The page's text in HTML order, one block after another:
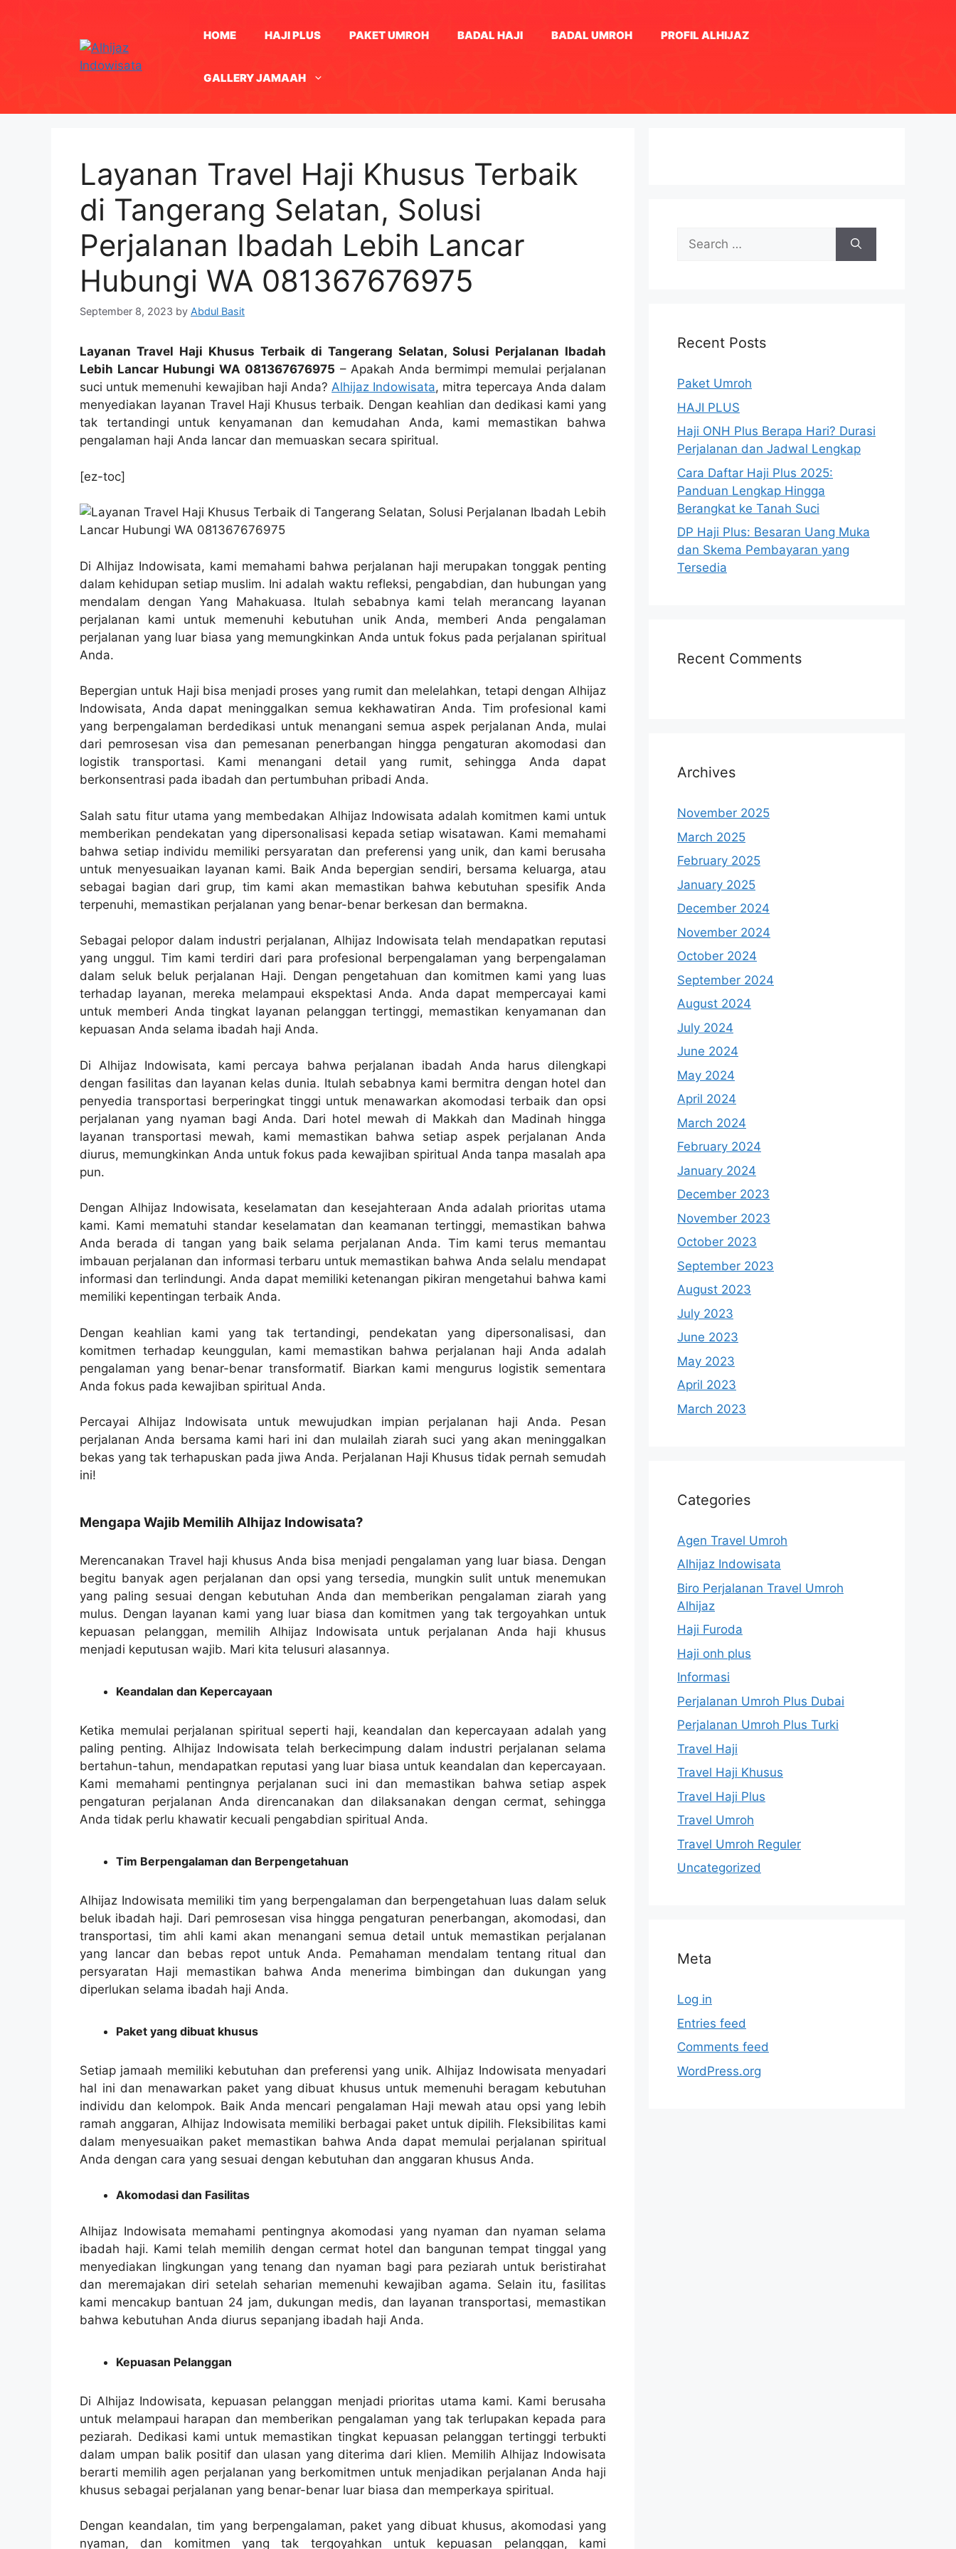
HOME HAJI PLUS PAKET UMROH BADAL HAJI BADAL UMROH PROFIL ALHIJAZ
GALLERY JAMAAH
Layanan Travel Haji Khusus Terbaik
di Tangerang Selatan, Solusi
Perjalanan Ibadah Lebih Lancar
Hubungi WA 081367676975
September 8, 2023 by Abdul Basit
Layanan Travel Haji Khusus Terbaik di Tangerang Selatan, Solusi Perjalanan Ibadah
Lebih Lancar Hubungi WA 081367676975 – Apakah Anda bermimpi memulai perjalanan
suci untuk memenuhi kewajiban haji Anda?Alhijaz Indowisata, mitra tepercaya Anda dalam
menyediakan layanan Travel Haji Khusus terbaik. Dengan keahlian dan dedikasi kami yang
tak tertandingi untuk kenyamanan dan kemudahan Anda, kami memastikan bahwa
pengalaman haji Anda lancar dan memuaskan secara spiritual.
[ez-toc]
Di Alhijaz Indowisata, kami memahami bahwa perjalanan haji merupakan tonggak penting
dalam kehidupan setiap muslim. Ini adalah waktu refleksi, pengabdian, dan hubungan yang
mendalam dengan Yang Mahakuasa. Itulah sebabnya kami telah merancang layanan
perjalanan kami untuk memenuhi kebutuhan unik Anda, memberi Anda pengalaman
perjalanan yang luar biasa yang memungkinkan Anda untuk fokus pada perjalanan spiritual
Anda.
Bepergian untuk Haji bisa menjadi proses yang rumit dan melelahkan, tetapi dengan Alhijaz
Indowisata, Anda dapat meninggalkan semua kekhawatiran Anda. Tim profesional kami
yang berpengalaman berdedikasi untuk menangani semua aspek perjalanan Anda, mulai
dari pemrosesan visa dan pemesanan penerbangan hingga pengaturan akomodasi dan
logistik transportasi. Kami menangani detail yang rumit, sehingga Anda dapat
berkonsentrasi pada ibadah dan pertumbuhan pribadi Anda.
Salah satu fitur utama yang membedakan Alhijaz Indowisata adalah komitmen kami untuk
memberikan pendekatan yang dipersonalisasi kepada setiap wisatawan. Kami memahami
bahwa setiap individu memiliki persyaratan dan preferensi yang unik, dan kami berusaha
untuk menyesuaikan layanan kami. Baik Anda bepergian sendiri, bersama keluarga, atau
sebagai bagian dari grup, tim kami akan memastikan bahwa kebutuhan spesifik Anda
terpenuhi, memastikan perjalanan yang benar-benar berkesan dan bermakna.
Sebagai pelopor dalam industri perjalanan, Alhijaz Indowisata telah mendapatkan reputasi
yang unggul. Tim kami terdiri dari para profesional berpengalaman yang berpengalaman
dalam seluk beluk perjalanan Haji. Dengan pengetahuan dan komitmen kami yang luas
terhadap layanan, mereka melampaui ekspektasi Anda. Anda dapat mempercayai kami
untuk memberi Anda tingkat layanan pelanggan tertinggi, memastikan kenyamanan dan
kepuasan Anda selama ibadah haji Anda.
Di Alhijaz Indowisata, kami percaya bahwa perjalanan ibadah Anda harus dilengkapi
dengan fasilitas dan layanan kelas dunia. Itulah sebabnya kami bermitra dengan hotel dan
penyedia transportasi berperingkat tinggi untuk menawarkan akomodasi terbaik dan opsi
perjalanan yang nyaman bagi Anda. Dari hotel mewah di Makkah dan Madinah hingga
layanan transportasi mewah, kami memastikan bahwa setiap aspek perjalanan Anda
diurus, memungkinkan Anda untuk fokus pada kewajiban spiritual Anda tanpa masalah apa
pun.
Dengan Alhijaz Indowisata, keselamatan dan kesejahteraan Anda adalah prioritas utama
kami. Kami mematuhi standar keselamatan dan keamanan tertinggi, memastikan bahwa
Anda berada di tangan yang baik selama perjalanan Anda. Tim kami terus memantau
imbauan perjalanan dan informasi terbaru untuk memastikan bahwa Anda selalu mendapat
informasi dan terlindungi. Anda dapat memiliki ketenangan pikiran mengetahui bahwa kami
memiliki kepentingan terbaik Anda.
Dengan keahlian kami yang tak tertandingi, pendekatan yang dipersonalisasi, dan
komitmen terhadap keunggulan, kami memastikan bahwa perjalanan haji Anda adalah
pengalaman yang benar-benar transformatif. Biarkan kami mengurus logistik sementara
Anda fokus pada kewajiban spiritual Anda.
Percayai Alhijaz Indowisata untuk mewujudkan impian perjalanan haji Anda. Pesan
perjalanan Anda bersama kami hari ini dan mulailah ziarah suci yang akan meninggalkan
bekas yang tak terhapuskan pada jiwa Anda. Perjalanan Haji Khusus tidak pernah semudah
ini!
Mengapa Wajib Memilih Alhijaz Indowisata?
Merencanakan Travel haji khusus Anda bisa menjadi pengalaman yang luar biasa. Dengan
begitu banyak agen perjalanan dan opsi yang tersedia, mungkin sulit untuk menemukan
yang paling sesuai dengan kebutuhan Anda dan memberikan pengalaman ziarah yang
mulus. Dengan layanan kami yang luar biasa dan komitmen yang tak tergoyahkan untuk
kepuasan pelanggan, memilih Alhijaz Indowisata untuk perjalanan Anda haji khusus
menjadi keputusan wajib. Mari kita telusuri alasannya.
Keandalan dan Kepercayaan
Ketika memulai perjalanan spiritual seperti haji, keandalan dan kepercayaan adalah yang
paling penting. Alhijaz Indowisata telah berkecimpung dalam industri perjalanan selama
bertahun-tahun, mendapatkan reputasi yang luar biasa untuk keandalan dan kepercayaan.
Kami memahami pentingnya perjalanan suci ini dan memastikan bahwa setiap aspek
pengaturan perjalanan Anda direncanakan dan dilaksanakan dengan cermat, sehingga
Anda tidak perlu khawatir kecuali pengabdian spiritual Anda.
Tim Berpengalaman dan Berpengetahuan
Alhijaz Indowisata memiliki tim yang berpengalaman dan berpengetahuan luas dalam seluk
beluk ibadah haji. Dari pemrosesan visa hingga pengaturan penerbangan, akomodasi, dan
transportasi, tim ahli kami akan menangani semua detail untuk memastikan perjalanan
yang lancar dan bebas repot untuk Anda. Pemahaman mendalam tentang ritual dan
persyaratan Haji memastikan bahwa Anda menerima bimbingan dan dukungan yang
diperlukan selama ibadah haji Anda.
Paket yang dibuat khusus
Setiap jamaah memiliki kebutuhan dan preferensi yang unik. Alhijaz Indowisata menyadari
hal ini dan menawarkan paket yang dibuat khusus untuk memenuhi beragam kebutuhan
individu dan kelompok. Baik Anda mencari pengalaman Haji mewah atau opsi yang lebih
ramah anggaran, Alhijaz Indowisata memiliki berbagai paket untuk dipilih. Fleksibilitas kami
dalam menyesuaikan paket memastikan bahwa Anda dapat memulai perjalanan spiritual
Anda dengan cara yang sesuai dengan kebutuhan dan anggaran khusus Anda.
Akomodasi dan Fasilitas
Alhijaz Indowisata memahami pentingnya akomodasi yang nyaman dan nyaman selama
ibadah haji. Kami telah memilih dengan cermat hotel dan bangunan tempat tinggal yang
menyediakan lingkungan yang tenang dan nyaman bagi para peziarah untuk beristirahat
dan meremajakan diri setelah seharian memenuhi kewajiban agama. Selain itu, fasilitas
kami mencakup bantuan 24 jam, dukungan medis, dan layanan transportasi, memastikan
bahwa kebutuhan Anda diurus sepanjang ibadah haji Anda.
Kepuasan Pelanggan
Di Alhijaz Indowisata, kepuasan pelanggan menjadi prioritas utama kami. Kami berusaha
untuk melampaui harapan dan memberikan pengalaman yang tak terlupakan kepada para
peziarah. Dedikasi kami untuk memastikan tingkat kepuasan pelanggan tertinggi terbukti
dalam umpan balik positif dan ulasan yang diterima dari klien. Memilih Alhijaz Indowisata
berarti memilih agen perjalanan yang berkomitmen untuk menjadikan perjalanan Anda haji
khusus sebagai perjalanan yang benar-benar luar biasa dan memperkaya spiritual.
Dengan keandalan, tim yang berpengalaman, paket yang dibuat khusus, akomodasi yang
nyaman, dan komitmen yang tak tergoyahkan untuk kepuasan pelanggan, kami
Search
for:
Recent Posts
Paket Umroh
HAJI PLUS
Haji ONH Plus Berapa Hari? Durasi
Perjalanan dan Jadwal Lengkap
Cara Daftar Haji Plus 2025:
Panduan Lengkap Hingga
Berangkat ke Tanah Suci
DP Haji Plus: Besaran Uang Muka
dan Skema Pembayaran yang
Tersedia
Recent Comments
Archives
November 2025
March 2025
February 2025
January 2025
December 2024
November 2024
October 2024
September 2024
August 2024
July 2024
June 2024
May 2024
April 2024
March 2024
February 2024
January 2024
December 2023
November 2023
October 2023
September 2023
August 2023
July 2023
June 2023
May 2023
April 2023
March 2023
Categories
Agen Travel Umroh
Alhijaz Indowisata
Biro Perjalanan Travel Umroh
Alhijaz
Haji Furoda
Haji onh plus
Informasi
Perjalanan Umroh Plus Dubai
Perjalanan Umroh Plus Turki
Travel Haji
Travel Haji Khusus
Travel Haji Plus
Travel Umroh
Travel Umroh Reguler
Uncategorized
Meta
Log in
Entries feed
Comments feed
WordPress.org